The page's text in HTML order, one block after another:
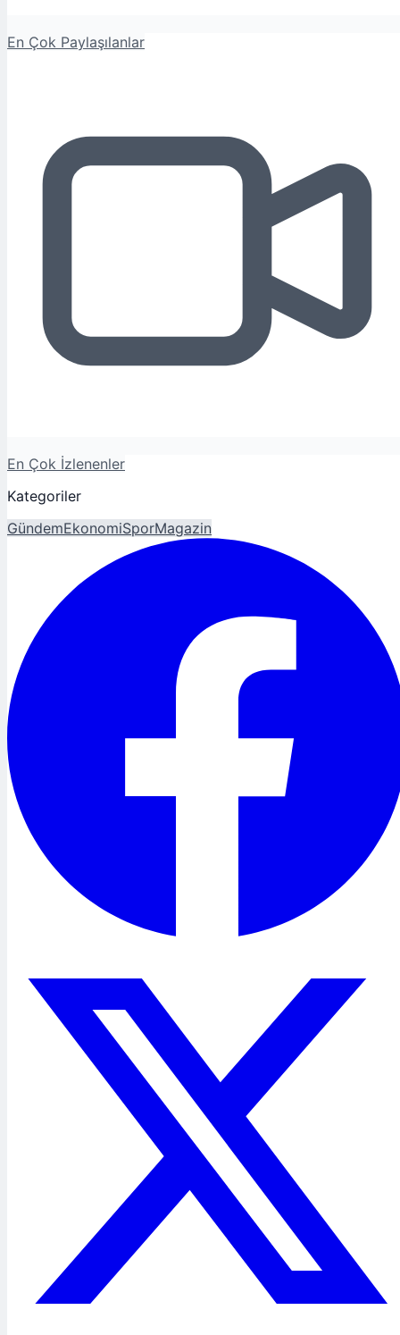
En Çok Paylaşılanlar
En Çok İzlenenler
Kategoriler
GündemEkonomiSporMagazin